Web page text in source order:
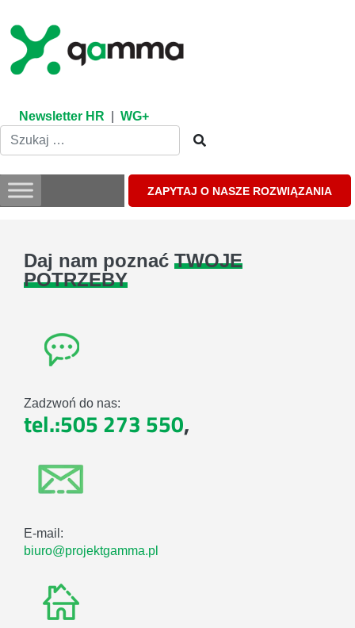
content
Newsletter HR WG+
ZAPYTAJ O NASZE ROZWIĄZANIA
Daj nam poznać TWOJE
POTRZEBY
Zadzwoń do nas:
tel.:505 273 550,
E-mail:
biuro@projektgamma.pl